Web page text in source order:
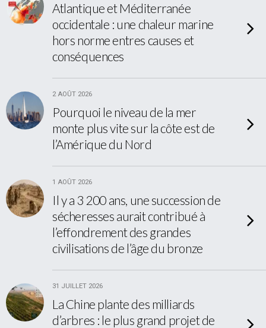
Atlantique et Méditerranée
occidentale : une chaleur marine
hors norme entres causes et
conséquences
2 AOÛT 2026
Pourquoi le niveau de la mer
monte plus vite sur la côte est de
l’Amérique du Nord
1 AOÛT 2026
Il y a 3 200 ans, une succession de
sécheresses aurait contribué à
l’effondrement des grandes
civilisations de l’âge du bronze
31 JUILLET 2026
La Chine plante des milliards
d’arbres : le plus grand projet de